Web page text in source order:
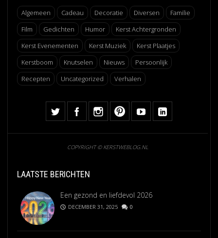
Algemeen Cadeau Decoratie Diversen
Familie
Film
Gedichten Humor
Kerst Achtergronden
Kerst Evenementen
Kerst Muziek
Kerst Plaatjes
Kerstboom
Knutselen Nieuws
Persoonlijk
Recepten
Uncategorized Verhalen
COPYRIGHT © KERSTWEBLOG.NL
LAATSTE BERICHTEN
Een gezond en liefdevol 2026
DECEMBER 31, 2025 0